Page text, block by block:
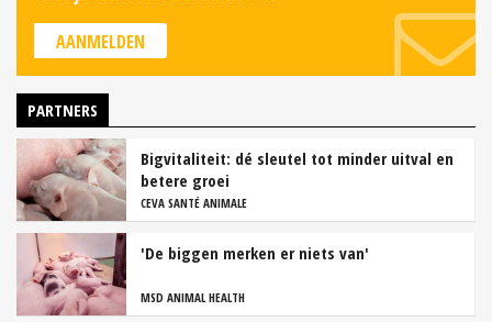
AANMELDEN
PARTNERS
Bigvitaliteit: dé sleutel tot minder uitval en
betere groei
CEVA SANTÉ ANIMALE
'De biggen merken er niets van'
MSD ANIMAL HEALTH